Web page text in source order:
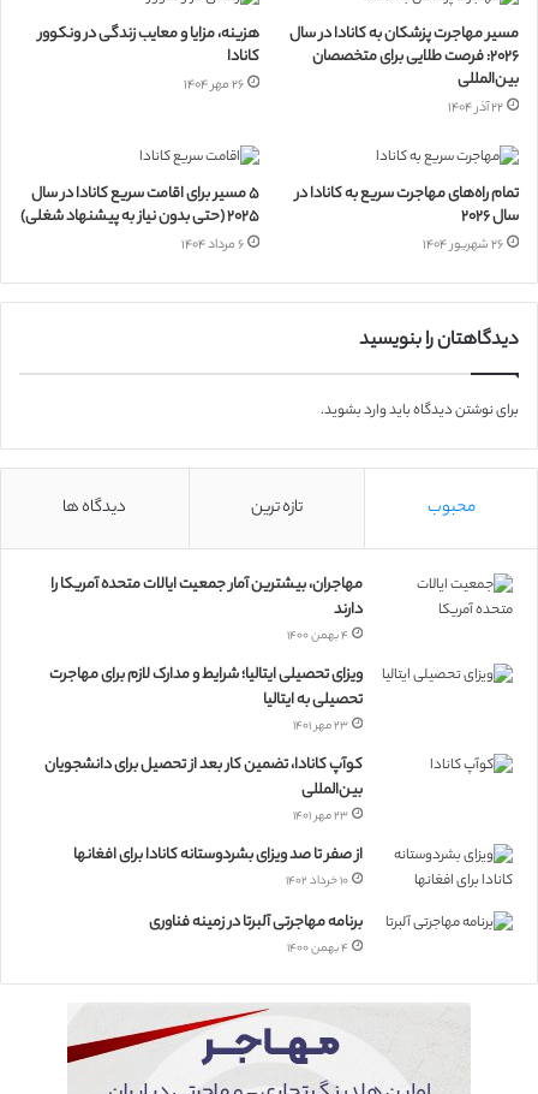
مسیر مهاجرت پزشکان به کانادا در سال
۲۰۲۶: فرصت طلایی برای متخصصان
بین‌المللی
۲۲ آذر ۱۴۰۴
هزینه، مزایا و معایب زندگی در ونکوور
کانادا
۲۶ مهر ۱۴۰۴
تمام راه‌های مهاجرت سریع به کانادا در
سال ۲۰۲۶
۲۶ شهریور ۱۴۰۴
۵ مسیر برای اقامت سریع کانادا در سال
۲۰۲۵ (حتی بدون نیاز به پیشنهاد شغلی)
۶ مرداد ۱۴۰۴
دیدگاهتان را بنویسید
برای نوشتن دیدگاه بایدوارد بشوید.
محبوب تازه ترین دیدگاه ها
مهاجران، بیشترین آمار جمعیت ایالات متحده آمریکا را
دارند
۴ بهمن ۱۴۰۰
ویزای تحصیلی ایتالیا؛ شرایط و مدارک لازم برای مهاجرت
تحصیلی به ایتالیا
۲۳ مهر ۱۴۰۱
کوآپ کانادا، تضمین کار بعد از تحصیل برای دانشجویان
بین‌المللی
۲۳ مهر ۱۴۰۱
از صفر تا صد ویزای بشردوستانه کانادا برای افغانها
۱۰ خرداد ۱۴۰۲
برنامه مهاجرتی آلبرتا در زمینه فناوری
۴ بهمن ۱۴۰۰